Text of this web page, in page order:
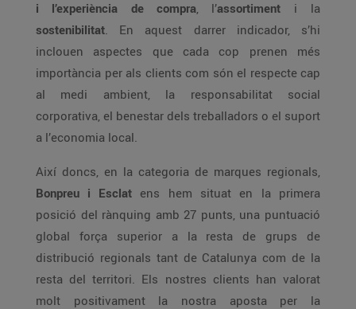
i l’experiència de compra, l’assortiment i la
sostenibilitat. En aquest darrer indicador, s’hi
inclouen aspectes que cada cop prenen més
importància per als clients com són el respecte cap
al medi ambient, la responsabilitat social
corporativa, el benestar dels treballadors o el suport
a l’economia local.
Així doncs, en la categoria de marques regionals,
Bonpreu i Esclat ens hem situat en la primera
posició del rànquing amb 27 punts, una puntuació
global força superior a la resta de grups de
distribució regionals tant de Catalunya com de la
resta del territori. Els nostres clients han valorat
molt positivament la nostra aposta per la